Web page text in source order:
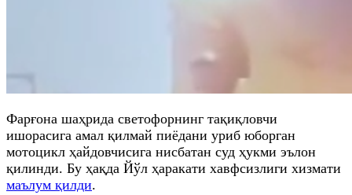
Фарғона шаҳрида светофорнинг тақиқловчи
ишорасига амал қилмай пиёдани уриб юборган
мотоцикл ҳайдовчисига нисбатан суд ҳукми эълон
қилинди. Бу ҳақда Йўл ҳаракати хавфсизлиги хизмати
маълум қилди.